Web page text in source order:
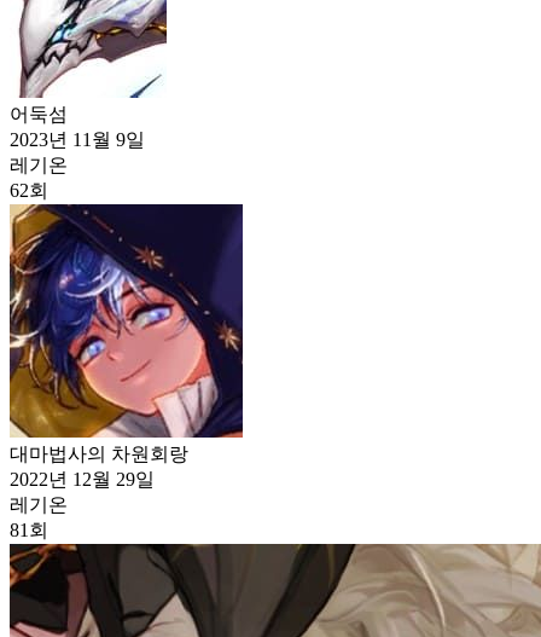
어둑섬
2023년 11월 9일
레기온
62회
대마법사의 차원회랑
2022년 12월 29일
레기온
81 회